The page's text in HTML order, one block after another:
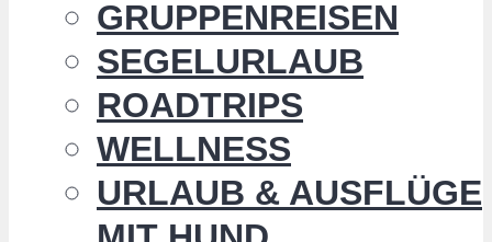
GRUPPENREISEN
SEGELURLAUB
ROADTRIPS
WELLNESS
URLAUB & AUSFLÜGE